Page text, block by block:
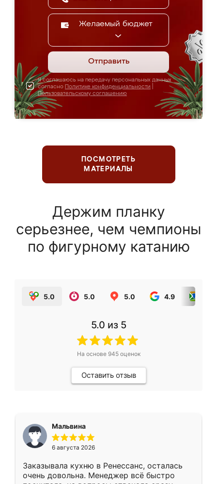
Желаемый бюджет
Отправить
Я соглашаюсь на передачу персональных данных
согласно Политике конфиденциальности
Пользовательскому соглашению
ПОСМОТРЕТЬ
МАТЕРИАЛЫ
Держим планку
серьезнее, чем чемпионы
по фигурному катанию
5.0 5.0 5.0 4.9
5.0 из 5
На основе 945оценок
Оставить отзыв
Мальвина
6 августа 2026
Заказывала кухню в Ренессанс, осталась
очень довольна. Менеджер всё быстро